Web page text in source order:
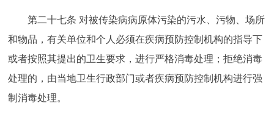
第二十七条 对被传染病病原体污染的污水、污物、场所
和物品，有关单位和个人必须在疾病预防控制机构的指导下
或者按照其提出的卫生要求，进行严格消毒处理；拒绝消毒
处理的，由当地卫生行政部门或者疾病预防控制机构进行强
制消毒处理。